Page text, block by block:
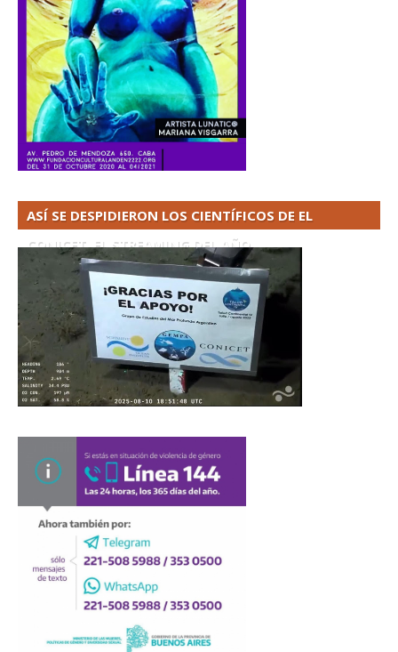
ASÍ SE DESPIDIERON LOS CIENTÍFICOS DE EL
CONICET. EL STREAMING DEL AÑO